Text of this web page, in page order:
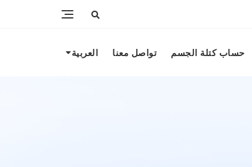
حساب كتلة الجسم تواصل معنا العربية